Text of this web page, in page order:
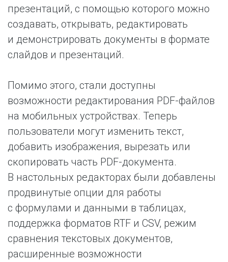
презентаций, с помощью которого можно
создавать, открывать, редактировать
и демонстрировать документы в формате
слайдов и презентаций.
Помимо этого, стали доступны
возможности редактирования PDF-файлов
на мобильных устройствах. Теперь
пользователи могут изменить текст,
добавить изображения, вырезать или
скопировать часть PDF-документа.
В настольных редакторах были добавлены
продвинутые опции для работы
с формулами и данными в таблицах,
поддержка форматов RTF и CSV, режим
сравнения текстовых документов,
расширенные возможности